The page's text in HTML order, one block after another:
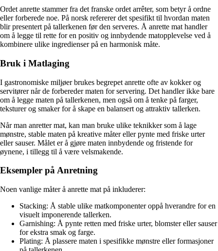
Ordet anrette stammer fra det franske ordet arrêter, som betyr å ordne
eller forberede noe. På norsk refererer det spesifikt til hvordan maten
blir presentert på tallerkenen før den serveres. Å anrette mat handler
om å legge til rette for en positiv og innbydende matopplevelse ved å
kombinere ulike ingredienser på en harmonisk måte.
Bruk i Matlaging
I gastronomiske miljøer brukes begrepet anrette ofte av kokker og
servitører når de forbereder maten for servering. Det handler ikke bare
om å legge maten på tallerkenen, men også om å tenke på farger,
teksturer og smaker for å skape en balansert og attraktiv tallerken.
Når man anretter mat, kan man bruke ulike teknikker som å lage
mønstre, stable maten på kreative måter eller pynte med friske urter
eller sauser. Målet er å gjøre maten innbydende og fristende for
øynene, i tillegg til å være velsmakende.
Eksempler på Anretning
Noen vanlige måter å anrette mat på inkluderer:
Stacking: Å stable ulike matkomponenter oppå hverandre for en
visuelt imponerende tallerken.
Garnishing: Å pynte retten med friske urter, blomster eller sauser
for ekstra smak og farge.
Plating: Å plassere maten i spesifikke mønstre eller formasjoner